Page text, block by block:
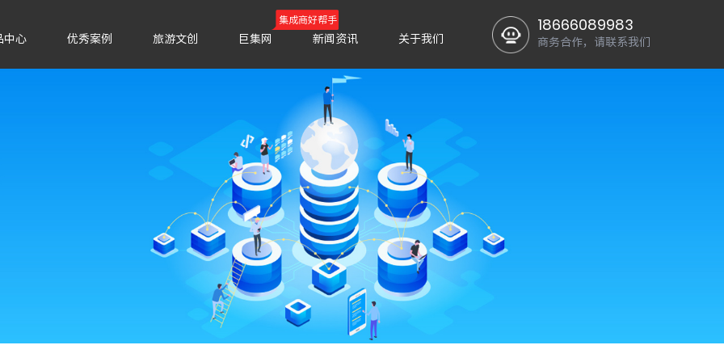
中心 优秀案例 旅游文创 巨集网
集成商好帮手
新闻资讯 关于我们
18666089983
商务合作，请联系我们